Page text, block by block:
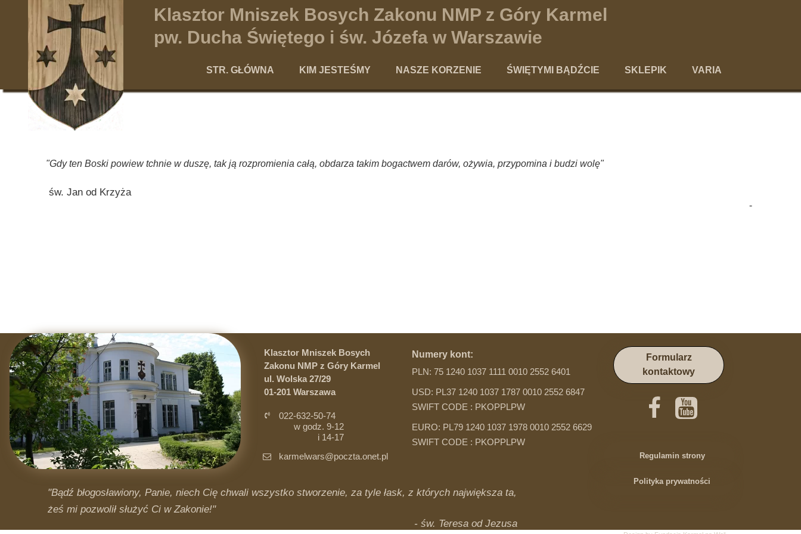
"Gdy ten Boski powiew tchnie w duszę, tak ją rozpromienia całą, obdarza takim bogactwem darów, ożywia, przypomina i budzi wolę"
św. Jan od Krzyża
-
STR. GŁÓWNA KIM JESTEŚMY
Charyzmat terezjański
Galeria
NASZE KORZENIE
Historia Karmelitanek Bosych w Warszawie
Kandydaci na ołtarze
ŚWIĘTYMI BĄDŹCIE
Pedagogika świętości
Szkaplerz
SKLEPIK VARIA
Kącik dla Dobroczyńców
Klasztor Mniszek Bosych Zakonu NMP z Góry Karmel
pw. Ducha Świętego i św. Józefa w Warszawie
Formularz
kontaktowy
karmelwars@poczta.onet.pl
022-632-50-74
w godz. 9-12
i 14-17
Numery kont:
PLN: 75 1240 1037 1111 0010 2552 6401
USD: PL37 1240 1037 1787 0010 2552 6847
SWIFT CODE : PKOPPLPW
EURO: PL79 1240 1037 1978 0010 2552 6629
SWIFT CODE : PKOPPLPW
Klasztor Mniszek Bosych
Zakonu NMP z Góry Karmel
ul. Wolska 27/29
01-201 Warszawa
"Bądź błogosławiony, Panie, niech Cię chwali wszystko stworzenie, za tyle łask, z których największa ta,
żeś mi pozwolił służyć Ci w Zakonie!"
- św. Teresa od Jezusa
Polityka prywatności
Regulamin strony